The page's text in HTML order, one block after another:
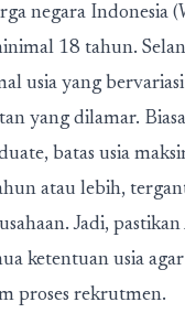
negara Indonesia
18 tahun.
usia yang
yang dilamar.
batas usia
atau lebih,
Jadi,
ketentuan usia
proses rekrutmen.